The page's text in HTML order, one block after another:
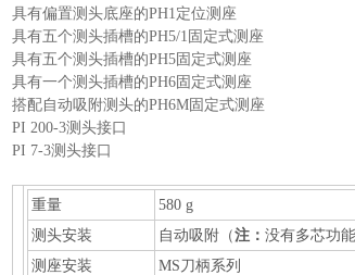
具有偏置测头底座的PH1定位测座
具有五个测头插槽的PH5/1固定式测座
具有五个测头插槽的PH5固定式测座
具有一个测头插槽的PH6固定式测座
搭配自动吸附测头的PH6M固定式测座
PI 200-3测头接口
PI 7-3测头接口
重量
580 g
测头安装
自动吸附（注： 没有多芯功能
测座安装
MS刀柄系列